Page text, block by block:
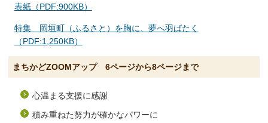
表紙（PDF:900KB）
特集 岡垣町（ふるさと）を胸に、夢へ羽ばたく
（PDF:1,250KB）
まちかどZOOMアップ 6ページから8ページまで
心温まる支援に感謝
積み重ねた努力が確かなパワーに